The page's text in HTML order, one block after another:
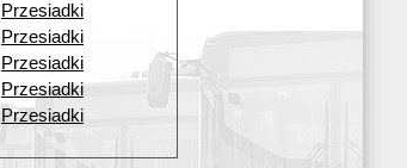
Przesiadki
Przesiadki
Przesiadki
Przesiadki
Przesiadki